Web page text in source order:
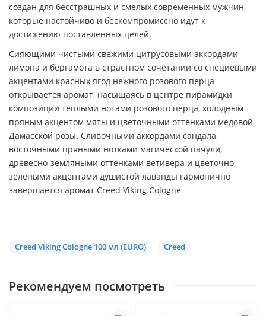
создан для бесстрашных и смелых современных мужчин,
которые настойчиво и бескомпромиссно идут к
достижению поставленных целей.
Сияющими чистыми свежими цитрусовыми аккордами
лимона и бергамота в страстном сочетании со специевыми
акцентами красных ягод нежного розового перца
открывается аромат, насыщаясь в центре пирамидки
композиции теплыми нотами розового перца, холодным
пряным акцентом мяты и цветочными оттенками медовой
Дамасской розы. Сливочными аккордами сандала,
восточными пряными нотками магической пачули,
древесно-земляными оттенками ветивера и цветочно-
зелеными акцентами душистой лаванды гармонично
завершается аромат Creed Viking Cologne
Creed Viking Cologne 100 мл (EURO) Creed
Рекомендуем посмотреть